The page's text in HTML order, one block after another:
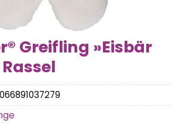
Greifling »Eisbär